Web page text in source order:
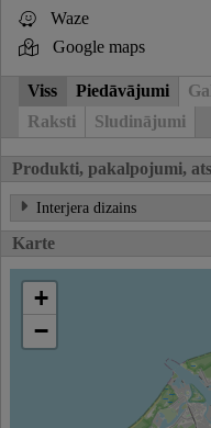
Waze
Google maps
Viss Piedāvājumi
Raksti
Sludinājumi
Produkti, pakalpojumi,
Interjera dizains
Karte
+
−